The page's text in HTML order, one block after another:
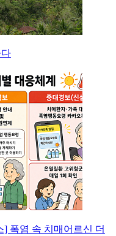
폭염 속 치매어르신 더